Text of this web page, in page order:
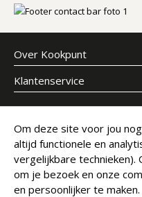
Over Kookpunt
Klantenservice
Meld je aan voor onze
E-mailadres
Om deze site voor jou
altijd functionele en
vergelijkbare technieken).
om je bezoek en onze
en persoonlijker te maken.